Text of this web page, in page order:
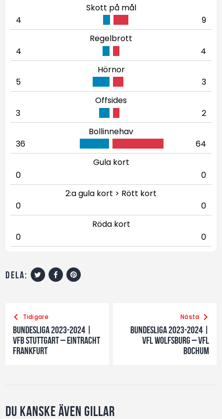
Skott på mål
4
9
Regelbrott
4
4
Hörnor
5
3
Offsides
3
2
Bollinnehav
36
64
Gula kort
0
0
2:a gula kort > Rött kort
0
0
Röda kort
0
0
dela:
Tidigare
Bundesliga 2023-2024 |
VfB Stuttgart – Eintracht
Frankfurt
Nästa
Bundesliga 2023-2024 |
VfL Wolfsburg – VfL
BOCHUM
Du kanske även gillar